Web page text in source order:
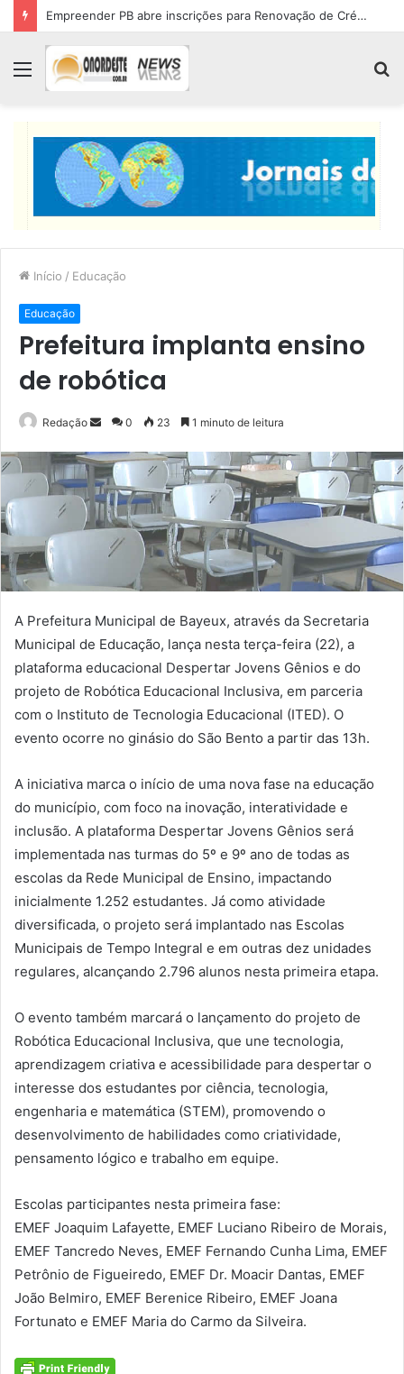
Empreender PB abre inscrições para Renovação de Crédito
Menu
Início / Educação
Educação
Prefeitura implanta ensino
de robótica
Redação
Mande
e-
mail
0 23 1 minuto de leitura
A Prefeitura Municipal de Bayeux, através da Secretaria
Municipal de Educação, lança nesta terça-feira (22), a
plataforma educacional Despertar Jovens Gênios e do
projeto de Robótica Educacional Inclusiva, em parceria
com o Instituto de Tecnologia Educacional (ITED). O
evento ocorre no ginásio do São Bento a partir das 13h.
A iniciativa marca o início de uma nova fase na educação
do município, com foco na inovação, interatividade e
inclusão. A plataforma Despertar Jovens Gênios será
implementada nas turmas do 5º e 9º ano de todas as
escolas da Rede Municipal de Ensino, impactando
inicialmente 1.252 estudantes. Já como atividade
diversificada, o projeto será implantado nas Escolas
Municipais de Tempo Integral e em outras dez unidades
regulares, alcançando 2.796 alunos nesta primeira etapa.
O evento também marcará o lançamento do projeto de
Robótica Educacional Inclusiva, que une tecnologia,
aprendizagem criativa e acessibilidade para despertar o
interesse dos estudantes por ciência, tecnologia,
engenharia e matemática (STEM), promovendo o
desenvolvimento de habilidades como criatividade,
pensamento lógico e trabalho em equipe.
Escolas participantes nesta primeira fase:
EMEF Joaquim Lafayette, EMEF Luciano Ribeiro de Morais,
EMEF Tancredo Neves, EMEF Fernando Cunha Lima, EMEF
Petrônio de Figueiredo, EMEF Dr. Moacir Dantas, EMEF
João Belmiro, EMEF Berenice Ribeiro, EMEF Joana
Fortunato e EMEF Maria do Carmo da Silveira.